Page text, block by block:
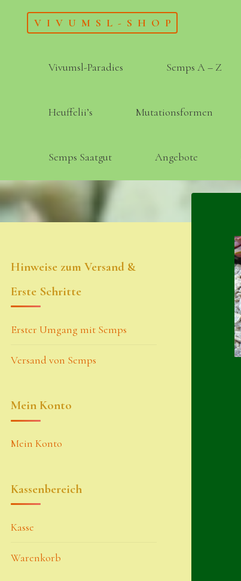
VIVUMSL-SHOP
Vivumsl-Paradies Semps A – Z
Heuffelii’s Mutationsformen
Semps Saatgut Angebote
Hinweise zum Versand &
Erste Schritte
Erster Umgang mit Semps
Versand von Semps
Mein Konto
Mein Konto
Kassenbereich
Kasse
Warenkorb